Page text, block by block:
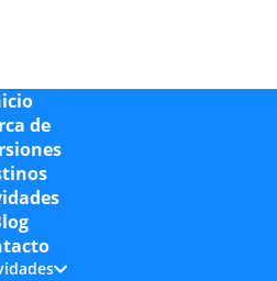
de